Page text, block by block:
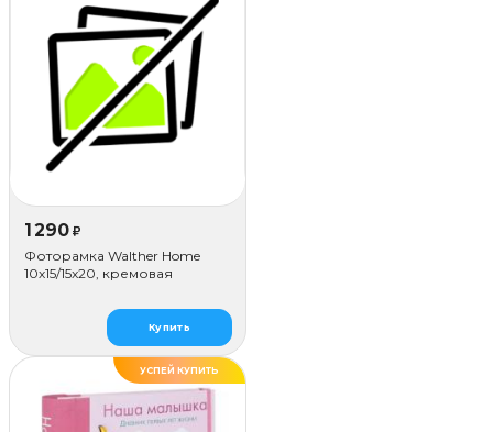
1 290 ₽
Фоторамка Walther Home
10х15/15x20, кремовая
Купить
УСПЕЙ КУПИТЬ